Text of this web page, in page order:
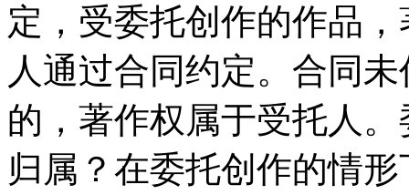
定，受委托创作的作品
人通过合同约定。合同
的，著作权属于受托人
归属？在委托创作的情